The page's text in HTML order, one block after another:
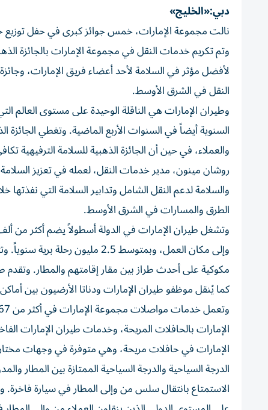
دبي:«الخليج»
وتم تكريم خدمات النقل في مجموعة الإمارات بالجائزة
لأفضل مؤثر في السلامة لأحد أعضاء فريق الإمارات،
النقل في الشرق الأوسط.
وطيران الإمارات هي الناقلة الوحيدة على مستوى العالم
السنوية أيضاً في السنوات الأربع الماضية. وتغطي الجائزة
والعملاء، في حين أن الجائزة الذهبية للسلامة الترفيهية
روشان مينون، مدير خدمات النقل، لعمله في تعزيز
والسلامة لدعم النقل الشامل وتدابير السلامة التي
الطرق والمسارات في الشرق الأوسط.
وتشغل طيران الإمارات في الدولة أسطولاً يضم أكثر من
وإلى مكان العمل، وبمتوسط 2.5
مكوكية على أحدث طراز بين مقار إقامتهم والمطار. وتقدم
كما يُنقل موظفو طيران الإمارات ودناتا الأرضيون بين
الإمارات بالحافلات المريحة، وخدمات طيران الإمارات
الإمارات في حافلات مريحة، وهي متوفرة في وجهات مختارة
الدرجة السياحية والدرجة السياحية الممتازة بين المطار
الاستمتاع بانتقال سلس من وإلى المطار في سيارة فاخرة.